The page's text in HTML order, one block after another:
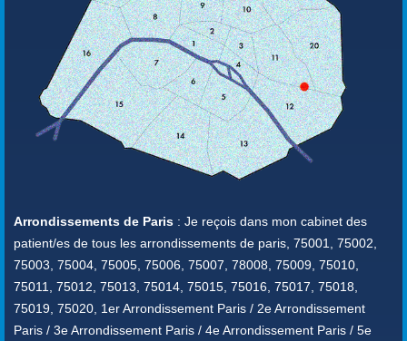
Arrondissements de Paris : Je reçois dans mon cabinet des
patient/es de tous les arrondissements de paris, 75001, 75002,
75003, 75004, 75005, 75006, 75007, 78008, 75009, 75010,
75011, 75012, 75013, 75014, 75015, 75016, 75017, 75018,
75019, 75020, 1er Arrondissement Paris / 2e Arrondissement
Paris / 3e Arrondissement Paris / 4e Arrondissement Paris / 5e